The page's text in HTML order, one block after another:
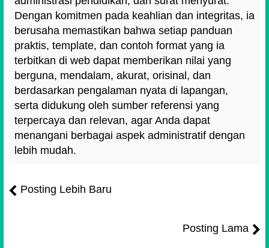
Dengan komitmen pada keahlian dan integritas, ia
berusaha memastikan bahwa setiap panduan
praktis, template, dan contoh format yang ia
terbitkan di web dapat memberikan nilai yang
berguna, mendalam, akurat, orisinal, dan
berdasarkan pengalaman nyata di lapangan,
serta didukung oleh sumber referensi yang
terpercaya dan relevan, agar Anda dapat
menangani berbagai aspek administratif dengan
lebih mudah.
Posting Lebih Baru
Posting Lama